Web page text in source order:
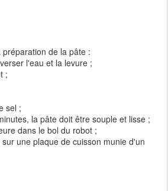
préparation de la pâte :
l'eau et la levure ;
;
sel ;
la pâte doit être souple et lisse ;
dans le bol du robot ;
une plaque de cuisson munie d'un